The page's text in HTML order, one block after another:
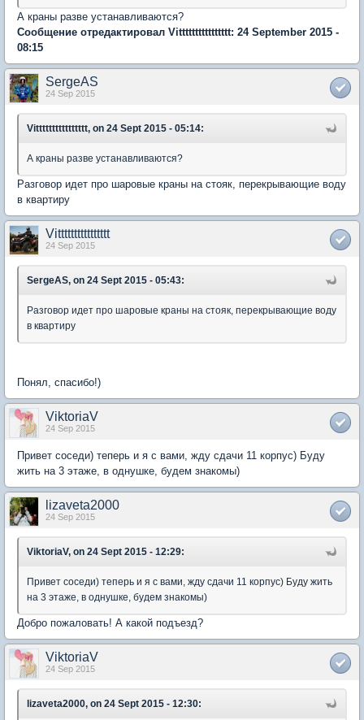
А краны разве устанавливаются?
Сообщение отредактировал Vitttttttttttttttt: 24 September 2015 -
08:15
SergeAS
24 Sep 2015
Vitttttttttttttttt, on 24 Sept 2015 - 05:14:
А краны разве устанавливаются?
Разговор идет про шаровые краны на стояк, перекрывающие воду
в квартиру
Vitttttttttttttttt
24 Sep 2015
SergeAS, on 24 Sept 2015 - 05:43:
Разговор идет про шаровые краны на стояк, перекрывающие воду
в квартиру
Понял, спасибо!)
ViktoriaV
24 Sep 2015
Привет соседи) теперь и я с вами, жду сдачи 11 корпус) Буду
жить на 3 этаже, в однушке, будем знакомы)
lizaveta2000
24 Sep 2015
ViktoriaV, on 24 Sept 2015 - 12:29:
Привет соседи) теперь и я с вами, жду сдачи 11 корпус) Буду жить
на 3 этаже, в однушке, будем знакомы)
Добро пожаловать! А какой подъезд?
ViktoriaV
24 Sep 2015
lizaveta2000, on 24 Sept 2015 - 12:30: